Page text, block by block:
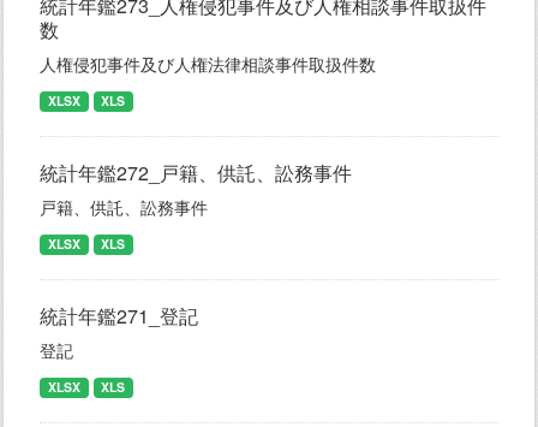
統計年鑑273_人権侵犯事件及び人権相談事件取扱件
数
人権侵犯事件及び人権法律相談事件取扱件数
XLSX XLS
統計年鑑272_戸籍、供託、訟務事件
戸籍、供託、訟務事件
XLSX XLS
統計年鑑271_登記
登記
XLSX XLS